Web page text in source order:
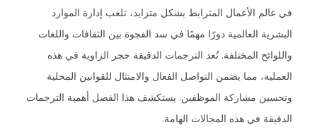
في عالم الأعمال المترابط بشكل متزايد، تلعب إدارة الموارد
البشرية العالمية دورًا مهمًا في سد الفجوة بين الثقافات واللغات
واللوائح المختلفة. تُعد الترجمات الدقيقة حجر الزاوية في هذه
العملية، مما يضمن التواصل الفعال والامتثال للقوانين المحلية
وتحسين مشاركة الموظفين. يستكشف هذا الفصل أهمية الترجمات
الدقيقة في هذه المجالات الهامة.